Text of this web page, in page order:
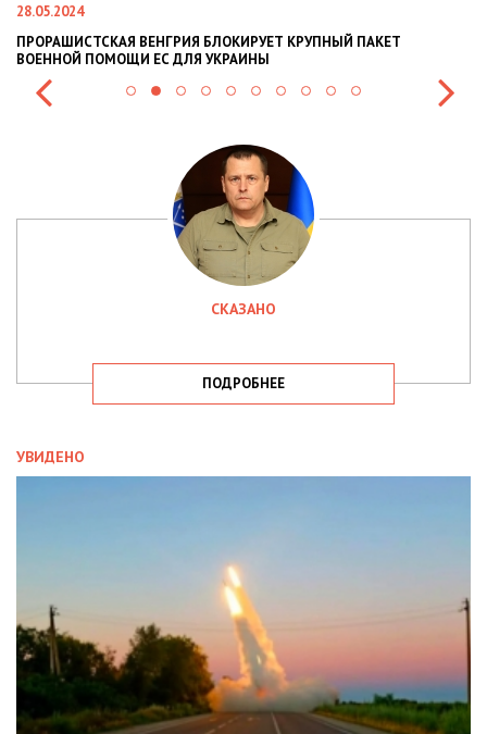
28.05.2024
ПРОРАШИСТСКАЯ ВЕНГРИЯ БЛОКИРУЕТ КРУПНЫЙ ПАКЕТ
ВОЕННОЙ ПОМОЩИ ЕС ДЛЯ УКРАИНЫ
СКАЗАНО
ПОДРОБНЕЕ
УВИДЕНО